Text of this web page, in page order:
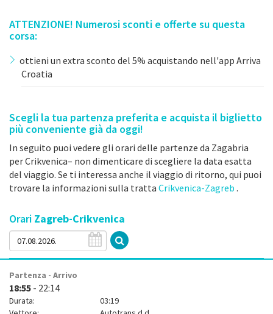
ATTENZIONE! Numerosi sconti e offerte su questa
corsa:
ottieni un extra sconto del 5% acquistando nell'app Arriva
Croatia
Scegli la tua partenza preferita e acquista il biglietto
più conveniente già da oggi!
In seguito puoi vedere gli orari delle partenze da Zagabria
per Crikvenica– non dimenticare di scegliere la data esatta
del viaggio. Se ti interessa anche il viaggio di ritorno, qui puoi
trovare la informazioni sulla tratta Crikvenica-Zagreb .
Orari Zagreb-Crikvenica
Partenza - Arrivo
18:55 - 22:14
Durata:
03:19